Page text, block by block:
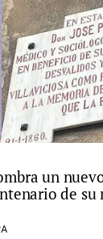
un
de su